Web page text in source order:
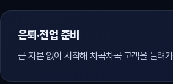
은퇴·전업 준비
큰 자본 없이 시작해 차곡차곡 고객을 늘려